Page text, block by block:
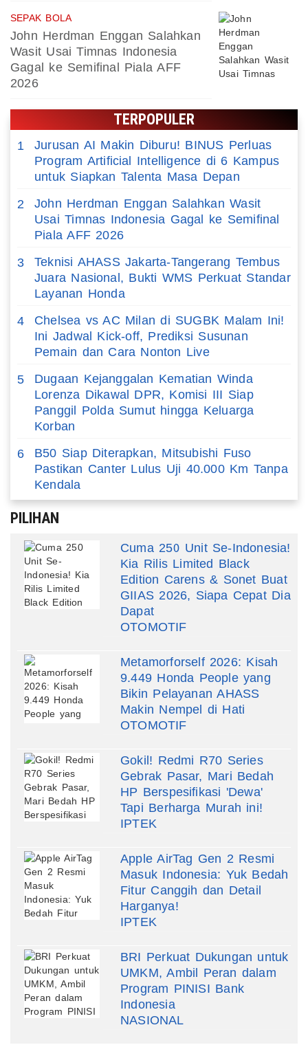
SEPAK BOLA
John Herdman Enggan Salahkan
Wasit Usai Timnas Indonesia
Gagal ke Semifinal Piala AFF
2026
TERPOPULER
1
Jurusan AI Makin Diburu! BINUS Perluas
Program Artificial Intelligence di 6 Kampus
untuk Siapkan Talenta Masa Depan
2
John Herdman Enggan Salahkan Wasit
Usai Timnas Indonesia Gagal ke Semifinal
Piala AFF 2026
3
Teknisi AHASS Jakarta-Tangerang Tembus
Juara Nasional, Bukti WMS Perkuat Standar
Layanan Honda
4
Chelsea vs AC Milan di SUGBK Malam Ini!
Ini Jadwal Kick-off, Prediksi Susunan
Pemain dan Cara Nonton Live
5
Dugaan Kejanggalan Kematian Winda
Lorenza Dikawal DPR, Komisi III Siap
Panggil Polda Sumut hingga Keluarga
Korban
6
B50 Siap Diterapkan, Mitsubishi Fuso
Pastikan Canter Lulus Uji 40.000 Km Tanpa
Kendala
PILIHAN
Cuma 250 Unit Se-Indonesia!
Kia Rilis Limited Black
Edition Carens & Sonet Buat
GIIAS 2026, Siapa Cepat Dia
Dapat
OTOMOTIF
Metamorforself 2026: Kisah
9.449 Honda People yang
Bikin Pelayanan AHASS
Makin Nempel di Hati
OTOMOTIF
Gokil! Redmi R70 Series
Gebrak Pasar, Mari Bedah
HP Berspesifikasi 'Dewa'
Tapi Berharga Murah ini!
IPTEK
Apple AirTag Gen 2 Resmi
Masuk Indonesia: Yuk Bedah
Fitur Canggih dan Detail
Harganya!
IPTEK
BRI Perkuat Dukungan untuk
UMKM, Ambil Peran dalam
Program PINISI Bank
Indonesia
NASIONAL